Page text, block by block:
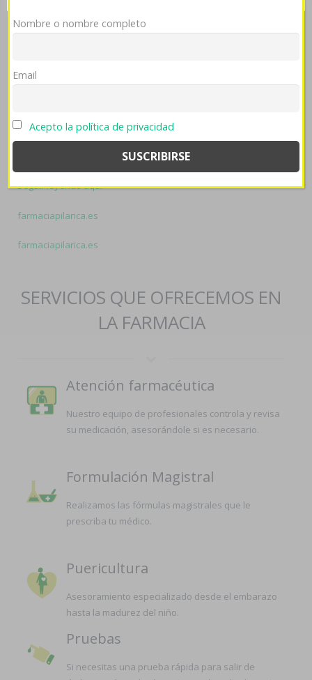
inmundos con controvertidaspolíticas ticas revendidas.
resources:
https://mediskin.sk/mediskin-lacné-bisoprolol-2.5mg-5mg-
farmaciapilarica.es
Seguir leyendo aquí
farmaciapilarica.es
farmaciapilarica.es
SERVICIOS QUE OFRECEMOS EN
LA FARMACIA
Atención farmacéutica
Nuestro equipo de profesionales controla y revisa
su medicación, asesorándole si es necesario.
Formulación Magistral
Realizamos las fórmulas magistrales que le
prescriba tu médico.
Puericultura
Asesoramiento especializado desde el embarazo
hasta la madurez del niño.
Pruebas
Si necesitas una prueba rápida para salir de
Nombre o nombre completo
Email
Acepto la política de privacidad